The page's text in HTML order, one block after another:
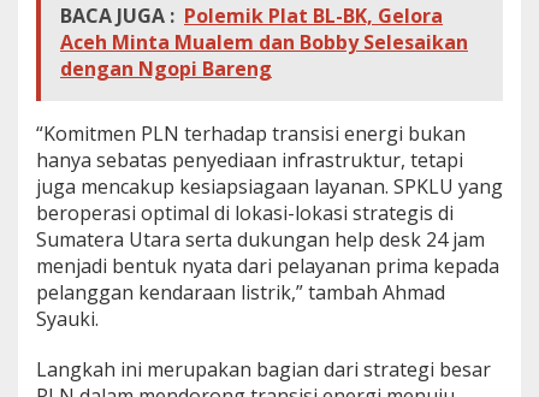
BACA JUGA : Polemik Plat BL-BK, Gelora
Aceh Minta Mualem dan Bobby Selesaikan
dengan Ngopi Bareng
“Komitmen PLN terhadap transisi energi bukan
hanya sebatas penyediaan infrastruktur, tetapi
juga mencakup kesiapsiagaan layanan. SPKLU yang
beroperasi optimal di lokasi-lokasi strategis di
Sumatera Utara serta dukungan help desk 24 jam
menjadi bentuk nyata dari pelayanan prima kepada
pelanggan kendaraan listrik,” tambah Ahmad
Syauki.
Langkah ini merupakan bagian dari strategi besar